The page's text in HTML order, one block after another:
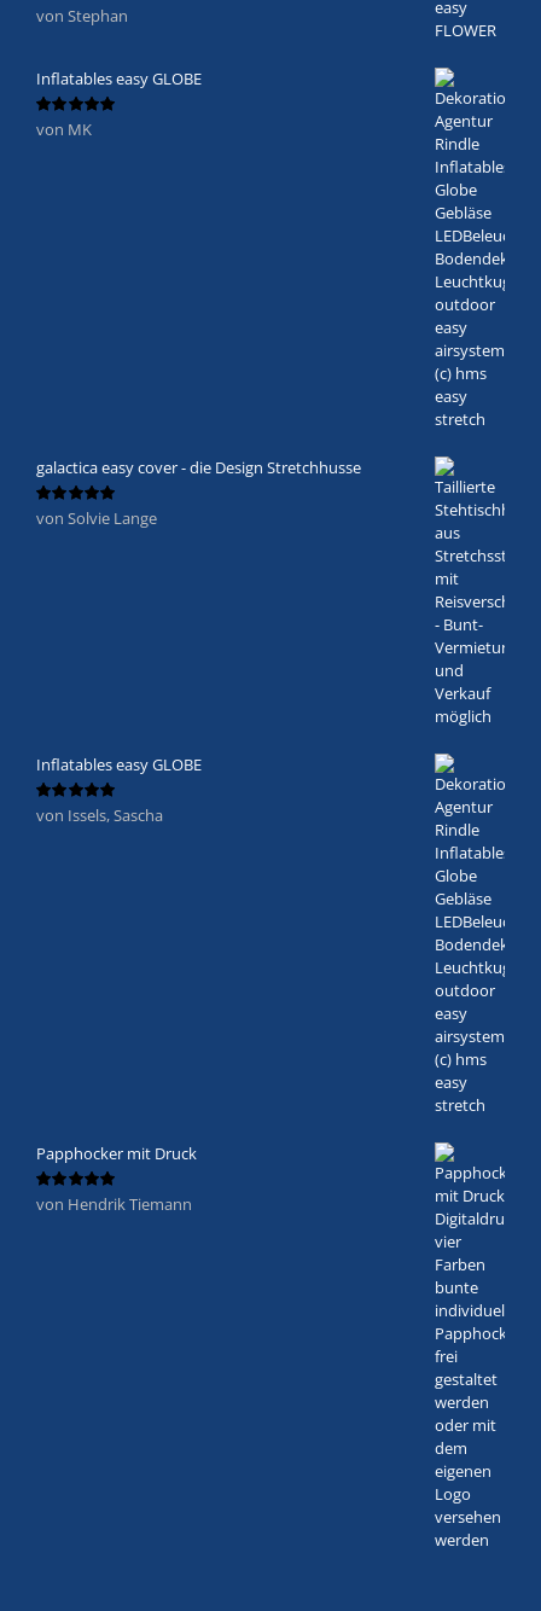
Bewertet
von 5
von Stephan
Inflatables easy GLOBE
Bewertet
von MK
galactica easy cover - die Design Stretchhusse
Bewertet
von Solvie Lange
Inflatables easy GLOBE
Bewertet
von Issels, Sascha
Papphocker mit Druck
Bewertet
von Hendrik Tiemann